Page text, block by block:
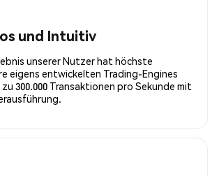
und Intuitiv
unserer Nutzer hat höchste
eigens entwickelten Trading-Engines
300.000 Transaktionen pro Sekunde mit